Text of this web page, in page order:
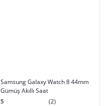
Samsung Galaxy Watch 8 44mm
Gümüş Akıllı Saat
5
(2)